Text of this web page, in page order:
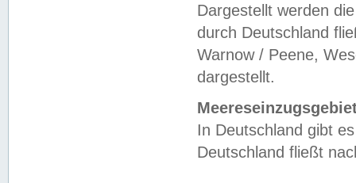
Dargestellt werden
durch Deutschland
Warnow / Peene,
dargestellt.
In Deutschland gibt
Deutschland fließt